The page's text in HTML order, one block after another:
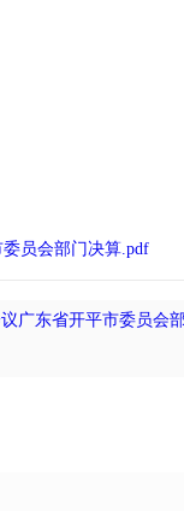
员会部门决算.pdf
广东省开平市委员会